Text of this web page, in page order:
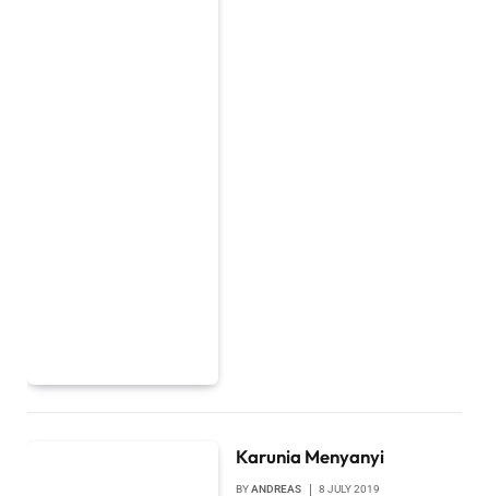
Karunia Menyanyi
BYANDREAS 8 JULY 2019